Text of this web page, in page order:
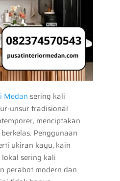
Medan sering kali
unsur tradisional
menciptakan
Penggunaan
ukiran kayu, kain
sering kali
perabot modern dan